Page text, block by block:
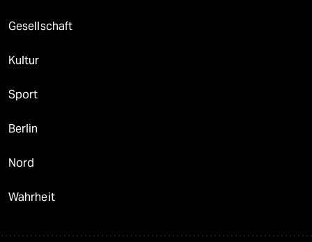
Gesellschaft
Kultur
Sport
Berlin
Nord
Wahrheit